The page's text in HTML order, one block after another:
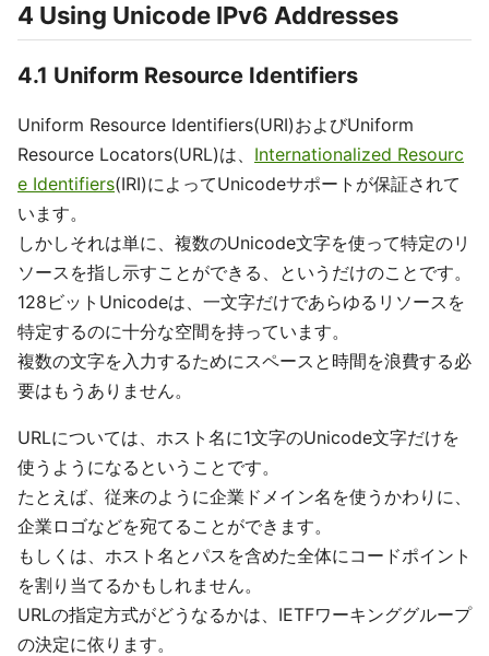
4 Using Unicode IPv6 Addresses
4.1 Uniform Resource Identifiers
Uniform Resource Identifiers(URI)およびUniform
Resource Locators(URL)は、 Internationalized Resourc
e Identifiers(IRI)によってUnicodeサポートが保証されて
います。
しかしそれは単に、複数のUnicode文字を使って特定のリ
ソースを指し示すことができる、というだけのことです。
128ビットUnicodeは、一文字だけであらゆるリソースを
特定するのに十分な空間を持っています。
複数の文字を入力するためにスペースと時間を浪費する必
要はもうありません。
URLについては、ホスト名に1文字のUnicode文字だけを
使うようになるということです。
たとえば、従来のように企業ドメイン名を使うかわりに、
企業ロゴなどを宛てることができます。
もしくは、ホスト名とパスを含めた全体にコードポイント
を割り当てるかもしれません。
URLの指定方式がどうなるかは、IETFワーキンググループ
の決定に依ります。